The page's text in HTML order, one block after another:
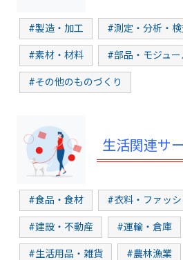
#製造・加工 #測定・分析・検
#素材・材料 #部品・モジュー
#その他のものづくり
生活関連サ
#食品・食材 #衣料・ファッシ
#建設・不動産 #運輸・倉庫
#生活用品・雑貨 #農林漁業